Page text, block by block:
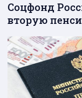
Соцфонд
вторую